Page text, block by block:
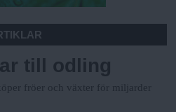
till odling
fröer och växter för miljarder